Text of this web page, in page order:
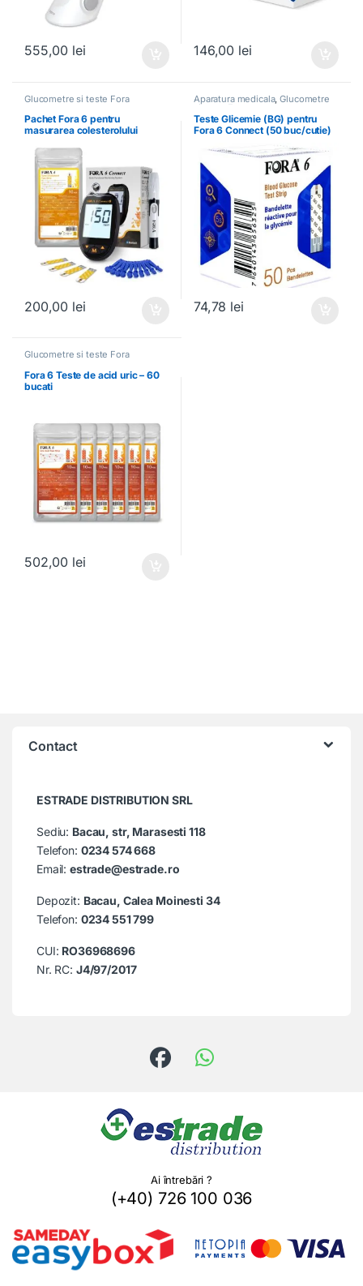
555,00 lei 146,00 lei
Glucometre si teste Fora
Pachet Fora 6 pentru
masurarea colesterolului
200,00 lei
Aparatura medicala,Glucometre
si teste Fora
Teste Glicemie (BG) pentru
Fora 6 Connect (50 buc/cutie)
74,78 lei
Glucometre si teste Fora
Fora 6 Teste de acid uric – 60
bucati
502,00 lei
Contact
ESTRADE DISTRIBUTION SRL
Sediu: Bacau, str, Marasesti 118
Telefon: 0234 574 668
Email:estrade@estrade.ro
Depozit: Bacau, Calea Moinesti 34
Telefon: 0234 551 799
CUI: RO36968696
Nr. RC: J4/97/2017
Ai întrebări ?
(+40) 726 100 036